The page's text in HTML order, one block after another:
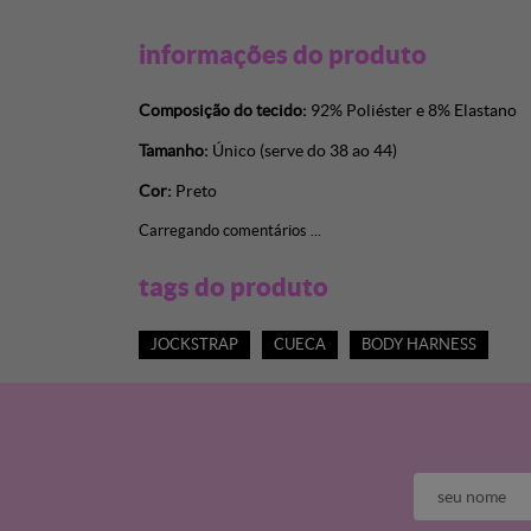
informações do produto
Composição do tecido: 92% Poliéster e 8% Elastano
Tamanho: Único (serve do 38 ao 44)
Cor: Preto
Carregando comentários ...
tags do produto
JOCKSTRAP CUECA BODY HARNESS